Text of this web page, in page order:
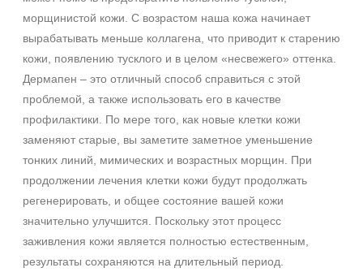
морщинистой кожи. С возрастом наша кожа начинает
вырабатывать меньше коллагена, что приводит к старению
кожи, появлению тусклого и в целом «несвежего» оттенка.
Дермапен – это отличный способ справиться с этой
проблемой, а также использовать его в качестве
профилактики. По мере того, как новые клетки кожи
заменяют старые, вы заметите заметное уменьшение
тонких линий, мимических и возрастных морщин. При
продолжении лечения клетки кожи будут продолжать
регенерировать, и общее состояние вашей кожи
значительно улучшится. Поскольку этот процесс
заживления кожи является полностью естественным,
результаты сохраняются на длительный период.